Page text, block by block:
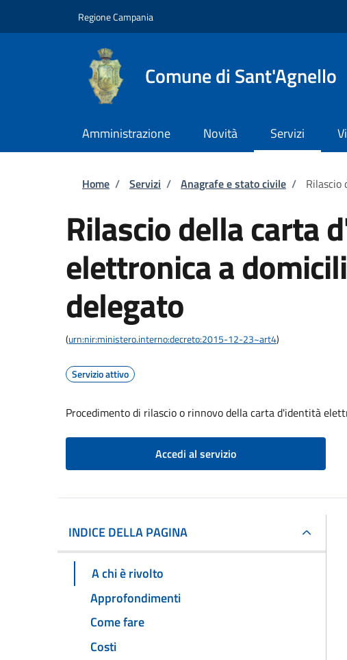
Regione Campania
Comune di Sant'Agnello
Amministrazione Novità Servizi
Briciole di pane
Home / Servizi / Anagrafe e stato civile / Rilascio
Rilascio della carta
elettronica a
delegato
(urn:nir:ministero.interno:decreto:2015-12-23~art4)
Servizio attivo
Procedimento di rilascio o rinnovo della carta d'identità
Accedi al servizio
INDICE DELLA PAGINA
A chi è rivolto
Approfondimenti
Come fare
Costi